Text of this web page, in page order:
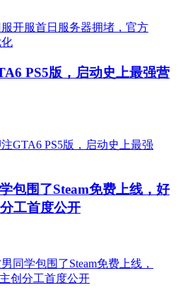
PS5版，启动史上最强营
包围了Steam免费上线，好
工首度公开